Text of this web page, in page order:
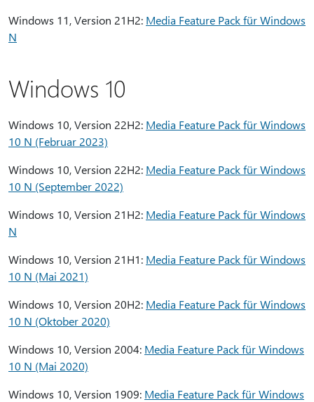
Windows 11, Version 21H2: Media Feature Pack für Windows
N
Windows 10
Windows 10, Version 22H2: Media Feature Pack für Windows
10 N (Februar 2023)
Windows 10, Version 22H2: Media Feature Pack für Windows
10 N (September 2022)
Windows 10, Version 21H2: Media Feature Pack für Windows
N
Windows 10, Version 21H1: Media Feature Pack für Windows
10 N (Mai 2021)
Windows 10, Version 20H2: Media Feature Pack für Windows
10 N (Oktober 2020)
Windows 10, Version 2004: Media Feature Pack für Windows
10 N (Mai 2020)
Windows 10, Version 1909: Media Feature Pack für Windows